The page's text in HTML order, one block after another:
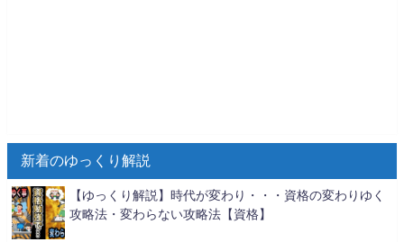
新着のゆっくり解説
【ゆっくり解説】時代が変わり・・・資格の変わりゆく
攻略法・変わらない攻略法【資格】